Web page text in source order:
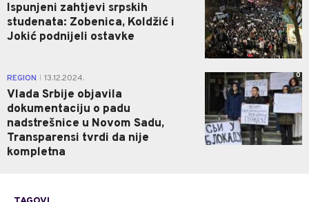
Ispunjeni zahtjevi srpskih
studenata: Zobenica, Koldžić i
Jokić podnijeli ostavke
REGION 13.12.2024.
Vlada Srbije objavila
dokumentaciju o padu
nadstrešnice u Novom Sadu,
Transparensi tvrdi da nije
kompletna
0